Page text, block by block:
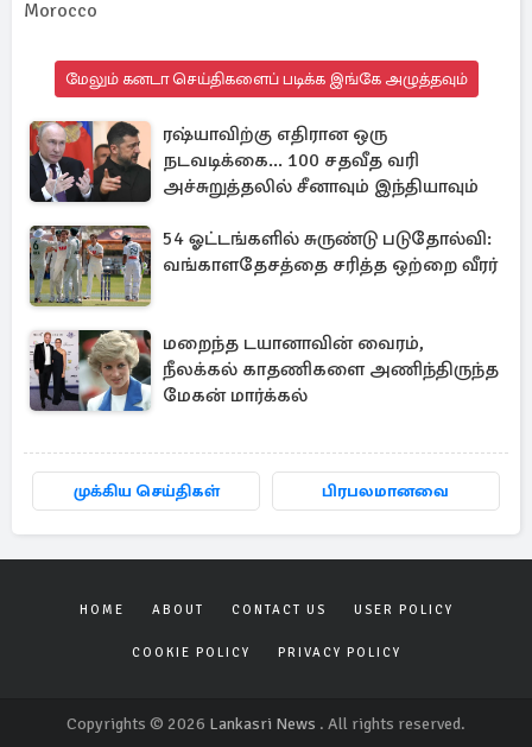
Morocco
மேலும் கனடா செய்திகளைப் படிக்க இங்கே அழுத்தவும்
ரஷ்யாவிற்கு எதிரான ஒரு
நடவடிக்கை... 100 சதவீத வரி
அச்சுறுத்தலில் சீனாவும் இந்தியாவும்
54 ஓட்டங்களில் சுருண்டு படுதோல்வி:
வங்காளதேசத்தை சரித்த ஒற்றை வீரர்
மறைந்த டயானாவின் வைரம்,
நீலக்கல் காதணிகளை அணிந்திருந்த
மேகன் மார்க்கல்
முக்கிய செய்திகள் பிரபலமானவை
HOME ABOUT CONTACT US USER POLICY
COOKIE POLICY PRIVACY POLICY
Copyrights © 2026 Lankasri News . All rights reserved.